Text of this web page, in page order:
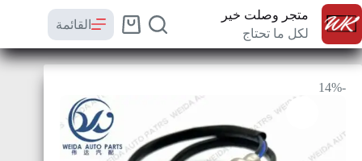
متجر وصلت خير
لكل ما تحتاج
القائمة
-14%